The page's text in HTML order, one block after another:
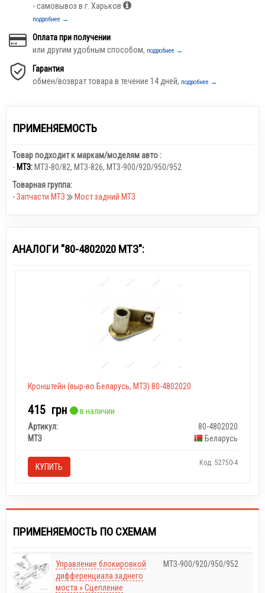
- самовывоз в г. Харьков
подробнее →
Оплата при получении
или другим удобным способом, подробнее →
Гарантия
обмен/возврат товара в течение 14 дней, подробнее →
ПРИМЕНЯЕМОСТЬ
Товар подходит к маркам/моделям авто :
- МТЗ:МТЗ-80/82, МТЗ-826, МТЗ-900/920/950/952
Товарная группа:
-Запчасти МТЗ Мост задний МТЗ
АНАЛОГИ "80-4802020 МТЗ":
Кронштейн (выр-во Беларусь, МТЗ) 80-4802020
415 грн
в наличии
Артикул:
80-4802020
МТЗ
Беларусь
КУПИТЬ Код: 52750-4
ПРИМЕНЯЕМОСТЬ ПО СХЕМАМ
Управление блокировкой
дифференциала заднего
моста » Сцепление
МТЗ-900/920/950/952